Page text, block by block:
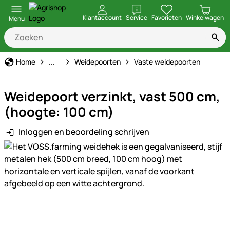
Menu Klantaccount ServiceopenenFavorieten Winkelwagen
Home Schrikdraad
... Weidepoorten Vaste weidepoorten
Weidepoort verzinkt, vast 500 cm,
(hoogte: 100 cm)
Inloggen en beoordeling schrijven
Productgalerij